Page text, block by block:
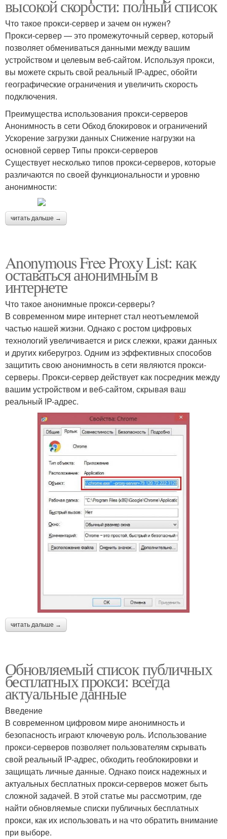
высокой скорости: полный список
Что такое прокси-сервер и зачем он нужен?
Прокси-сервер — это промежуточный сервер, который
позволяет обмениваться данными между вашим
устройством и целевым веб-сайтом. Используя прокси,
вы можете скрыть свой реальный IP-адрес, обойти
географические ограничения и увеличить скорость
подключения.
Преимущества использования прокси-серверов
Анонимность в сети Обход блокировок и ограничений
Ускорение загрузки данных Снижение нагрузки на
основной сервер Типы прокси-серверов
Существует несколько типов прокси-серверов, которые
различаются по своей функциональности и уровню
анонимности:
читать дальше →
Anonymous Free Proxy List: как
оставаться анонимным в
интернете
Что такое анонимные прокси-серверы?
В современном мире интернет стал неотъемлемой
частью нашей жизни. Однако с ростом цифровых
технологий увеличивается и риск слежки, кражи данных
и других киберугроз. Одним из эффективных способов
защитить свою анонимность в сети являются прокси-
серверы. Прокси-сервер действует как посредник между
вашим устройством и веб-сайтом, скрывая ваш
реальный IP-адрес.
читать дальше →
Обновляемый список публичных
бесплатных прокси: всегда
актуальные данные
Введение
В современном цифровом мире анонимность и
безопасность играют ключевую роль. Использование
прокси-серверов позволяет пользователям скрывать
свой реальный IP-адрес, обходить геоблокировки и
защищать личные данные. Однако поиск надежных и
актуальных бесплатных прокси-серверов может быть
сложной задачей. В этой статье мы рассмотрим, где
найти обновляемые списки публичных бесплатных
прокси, как их использовать и на что обратить внимание
при выборе.